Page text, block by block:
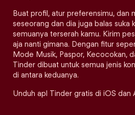
Buat profil, atur preferensimu, dan
seseorang dan dia juga balas suka
semuanya terserah kamu. Kirim
aja nanti gimana. Dengan fitur
Mode Musik, Paspor, Kecocokan,
Tinder dibuat untuk semua jenis
di antara keduanya.
Unduh apl Tinder gratis di iOS dan